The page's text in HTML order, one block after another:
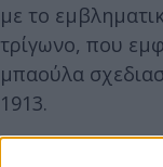
με το
τρίγωνο, που
μπαούλα
1913.